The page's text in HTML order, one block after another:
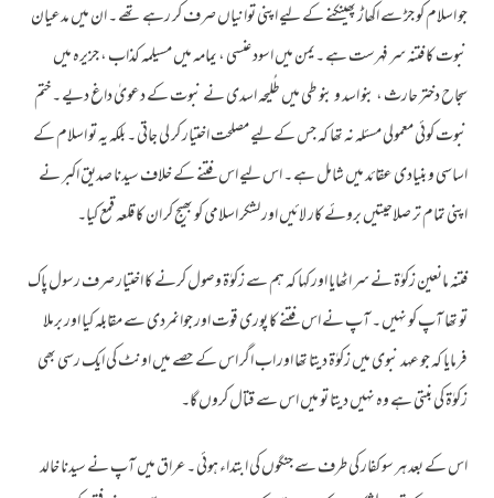
جو اسلام کو جڑ سے اکھاڑ پھینکنے کے لیے اپنی توانیاں صرف کر رہے تھے ۔ ان میں مدعیان
نبوت کا فتنہ سر فہرست ہے ۔یمن میں اسود عنسی ، یمامہ میں مسیلمہ کذاب ، جزیرہ میں
سجاح دختر حارث ، بنو اسد و بنو طی میں طُلیحہ اسدی نے نبوت کے دعویٰ داغ دیے ۔ختم
نبوت کوئی معمولی مسئلہ نہ تھا کہ جس کے لیے مصلحت اختیار کر لی جاتی ۔ بلکہ یہ تو اسلام کے
اساسی و بنیادی عقائد میں شامل ہے ۔ اس لیے اس فتنے کے خلاف سیدنا صدیق اکبر نے
اپنی تمام تر صلاحیتیں بروئے کار لائیں اور لشکر اسلامی کو بھیج کر ان کا قلعہ قمع کیا۔
فتنہ مانعین زکوٰۃ نے سر اٹھایا اور کہا کہ ہم سے زکوٰۃ وصول کرنے کا اختیار صرف رسول پاک
تو تھا آپ کو نہیں ۔ آپ نے اس فتنے کا پوری قوت اور جوانمردی سے مقابلہ کیا اور برملا
فرمایا کہ جو عہد نبوی میں زکوٰۃ دیتا تھا اور اب اگر اس کے حصے میں اونٹ کی ایک رسی بھی
زکوٰۃ کی بنتی ہے وہ نہیں دیتا تو میں اس سے قتال کروں گا۔
اس کے بعد ہر سو کفار کی طرف سے جنگوں کی ابتداء ہوئی ۔ عراق میں آپ نے سیدنا خالد